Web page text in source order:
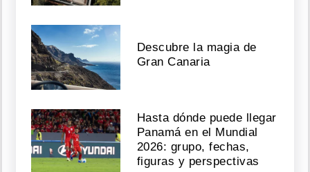
Descubre la magia de
Gran Canaria
Hasta dónde puede llegar
Panamá en el Mundial
2026: grupo, fechas,
figuras y perspectivas